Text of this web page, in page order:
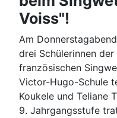
Voiss"!
Am
drei Schülerinnen
französischen
Victor-Hugo-Schule
Koukele und Teliane
9. Jahrgangsstufe